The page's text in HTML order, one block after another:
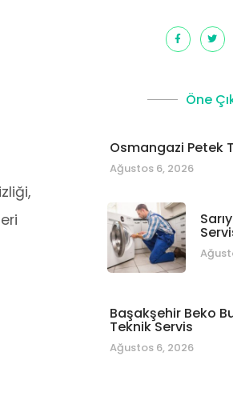
Öne
Osmangazi Petek
Ağustos 6, 2026
Başakşehir Beko
Teknik Servis
Ağustos 6, 2026